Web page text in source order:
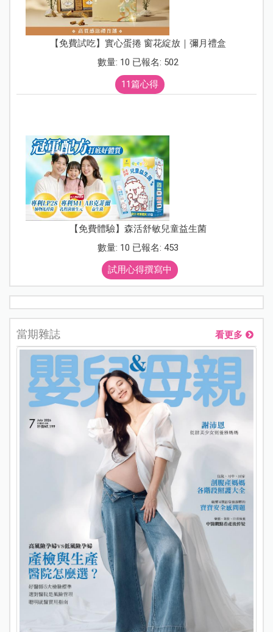
【免費試吃】實心蛋捲 窗花綻放｜彌月禮盒
數量: 10 已報名: 502
11篇心得
【免費體驗】森活舒敏兒童益生菌
數量: 10 已報名: 453
試用心得撰寫中
當期雜誌 看更多